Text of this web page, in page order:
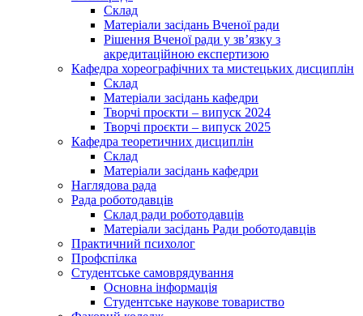
Cклад
Матеріали засідань Вченої ради
Рішення Вченої ради у зв’язку з
акредитаційною експертизою
Кафедра хореографічних та мистецьких дисциплін
Склад
Матеріали засідань кафедри
Творчі проєкти – випуск 2024
Творчі проєкти – випуск 2025
Кафедра теоретичних дисциплін
Склад
Матеріали засідань кафедри
Наглядова рада
Рада роботодавців
Склад ради роботодавців
Матеріали засідань Ради роботодавців
Практичний психолог
Профспілка
Студентське самоврядування
Основна інформація
Студентське наукове товариство